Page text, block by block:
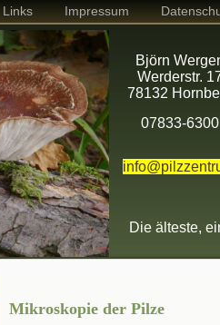
Links Impressum
Die älteste,
Björn
Werderstr.
78132
07833-6300
Mikroskopie der Pilze